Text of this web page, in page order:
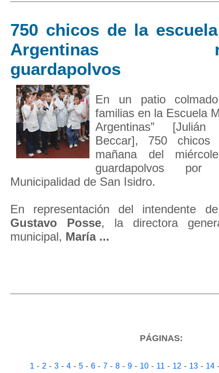
750 chicos de la
Argentinas
guardapolvos
En un patio
familias en la Escuela
Argentinas”
Beccar], 750
mañana del
guardapolvos
Municipalidad de San Isidro.
En representación del intendente
Gustavo Posse, la directora
municipal, María ...
PÁGINAS:
1- 2- 3- 4- 5- 6- 7- 8- 9- 10- 11- 12- 13- 14